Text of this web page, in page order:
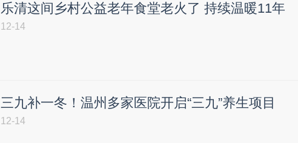
乐清这间乡村公益老年食堂老火了 持续温暖11年
12-14
三九补一冬！温州多家医院开启“三九”养生项目
12-14